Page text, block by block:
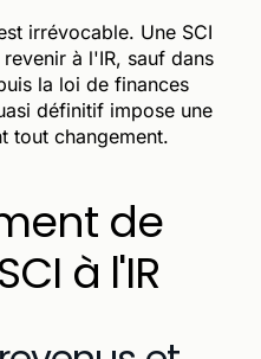
irrévocable. Une SCI
à l'IR, sauf dans
la loi de finances
définitif impose une
tout changement.
de
à l'IR